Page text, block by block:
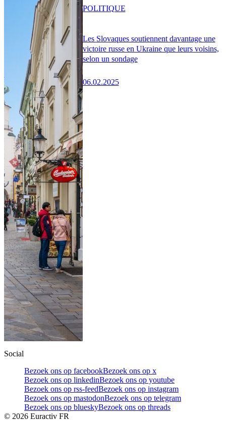
Les Slovaques soutiennent davantage une
victoire russe en Ukraine que leurs voisins,
selon un sondage
06.02.2025
POLITIQUE
Social
Bezoek ons op facebookBezoek ons op x
Bezoek ons op linkedinBezoek ons op youtube
Bezoek ons op rss-feedBezoek ons op instagram
Bezoek ons op mastodonBezoek ons op telegram
Bezoek ons op blueskyBezoek ons op threads
© 2026 Euractiv FR